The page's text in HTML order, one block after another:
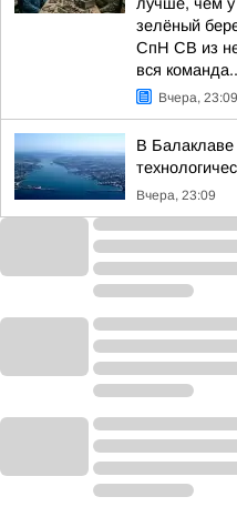
зелёный
СпН СВ из
вся
Вчера, 23:09
В
Вчера, 23:09